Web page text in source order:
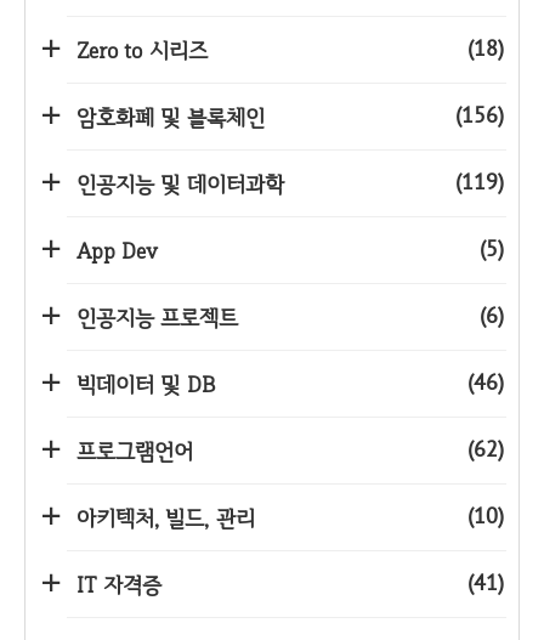
Zero to 시리즈 (18)
암호화폐 및 블록체인 (156)
인공지능 및 데이터과학 (119)
App Dev (5)
인공지능 프로젝트 (6)
빅데이터 및 DB (46)
프로그램언어 (62)
아키텍처, 빌드, 관리 (10)
IT 자격증 (41)